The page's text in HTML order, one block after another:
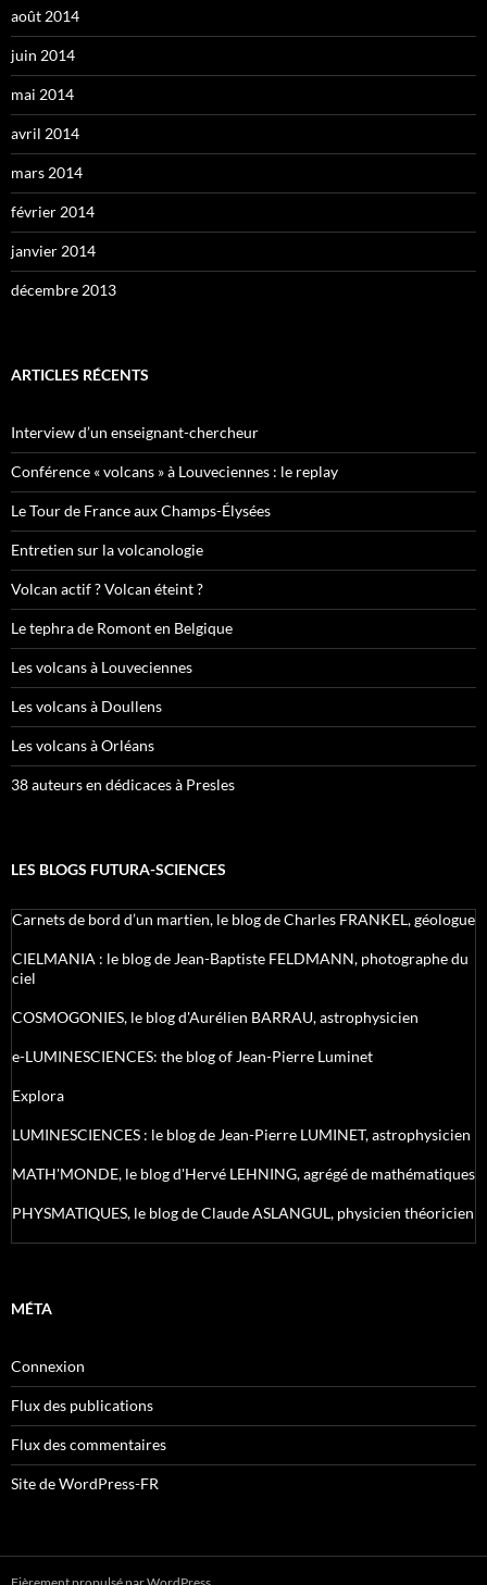
août 2014
juin 2014
mai 2014
avril 2014
mars 2014
février 2014
janvier 2014
décembre 2013
ARTICLES RÉCENTS
Interview d’un enseignant-chercheur
Conférence « volcans » à Louveciennes : le replay
Le Tour de France aux Champs-Élysées
Entretien sur la volcanologie
Volcan actif ? Volcan éteint ?
Le tephra de Romont en Belgique
Les volcans à Louveciennes
Les volcans à Doullens
Les volcans à Orléans
38 auteurs en dédicaces à Presles
LES BLOGS FUTURA-SCIENCES
Carnets de bord d’un martien, le blog de Charles FRANKEL, géologue
CIELMANIA : le blog de Jean-Baptiste FELDMANN, photographe du
ciel
COSMOGONIES, le blog d'Aurélien BARRAU, astrophysicien
e-LUMINESCIENCES: the blog of Jean-Pierre Luminet
Explora
LUMINESCIENCES : le blog de Jean-Pierre LUMINET, astrophysicien
MATH'MONDE, le blog d'Hervé LEHNING, agrégé de mathématiques
PHYSMATIQUES, le blog de Claude ASLANGUL, physicien théoricien
MÉTA
Connexion
Flux des publications
Flux des commentaires
Site de WordPress-FR